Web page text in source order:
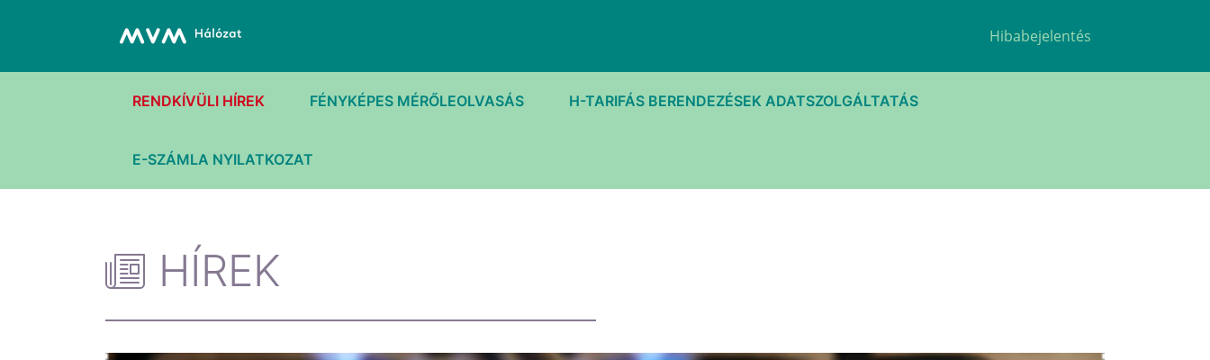
Hibabejelentés
RENDKÍVÜLI HÍREK FÉNYKÉPES MÉRŐLEOLVASÁS H-TARIFÁS BERENDEZÉSEK ADATSZOLGÁLTATÁS
E-SZÁMLA NYILATKOZAT
HÍREK